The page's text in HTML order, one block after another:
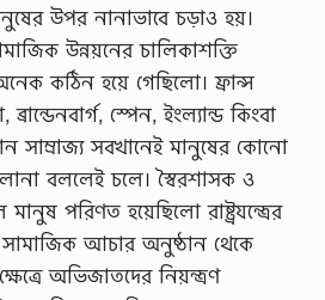
উপর নানাভাবে চড়াও হয়।
উন্নয়নের চালিকাশক্তি
কঠিন হয়ে গেছিলো। ফ্রান্স
স্পেন, ইংল্যান্ড কিংবা
সাম্রাজ্য সবখানেই মানুষের কোনো
বললেই চলে। স্বৈরশাসক ও
পরিণত হয়েছিলো রাষ্ট্রযন্ত্রের
সামাজিক আচার অনুষ্ঠান থেকে
অভিজাতদের নিয়ন্ত্রণ